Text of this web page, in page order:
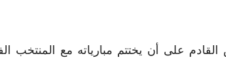
على أن يختتم مبارياته مع المنتخب